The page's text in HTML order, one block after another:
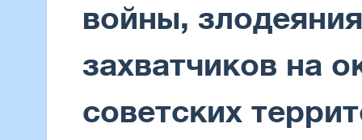
войны,
захватчиков на
советских